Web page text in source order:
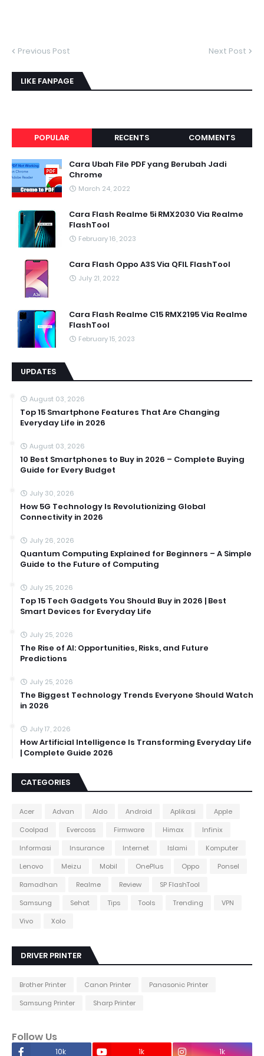
Previous Post Next Post
LIKE FANPAGE
POPULAR RECENTS COMMENTS
Cara Ubah File PDF yang Berubah Jadi
Chrome
March 24, 2022
Cara Flash Realme 5i RMX2030 Via Realme
FlashTool
February 16, 2023
Cara Flash Oppo A3S Via QFIL FlashTool
July 21, 2022
Cara Flash Realme C15 RMX2195 Via Realme
FlashTool
February 15, 2023
UPDATES
August 03, 2026
Top 15 Smartphone Features That Are Changing
Everyday Life in 2026
August 03, 2026
10 Best Smartphones to Buy in 2026 – Complete Buying
Guide for Every Budget
July 30, 2026
How 5G Technology Is Revolutionizing Global
Connectivity in 2026
July 26, 2026
Quantum Computing Explained for Beginners – A Simple
Guide to the Future of Computing
July 25, 2026
Top 15 Tech Gadgets You Should Buy in 2026 | Best
Smart Devices for Everyday Life
July 25, 2026
The Rise of AI: Opportunities, Risks, and Future
Predictions
July 25, 2026
The Biggest Technology Trends Everyone Should Watch
in 2026
July 17, 2026
How Artificial Intelligence Is Transforming Everyday Life
| Complete Guide 2026
CATEGORIES
Acer Advan Aldo Android Aplikasi
Apple
Coolpad
Evercoss Firmware Himax
Infinix
Informasi
Insurance Internet Islami
Komputer
Lenovo
Meizu Mobil OnePlus Oppo
Ponsel
Ramadhan
Realme Review
SP FlashTool
Samsung
Sehat Tips Tools Trending
VPN
Vivo
Xolo
DRIVER PRINTER
Brother Printer Canon Printer
Panasonic Printer
Samsung Printer
Sharp Printer
Follow Us
10k 1k 1k